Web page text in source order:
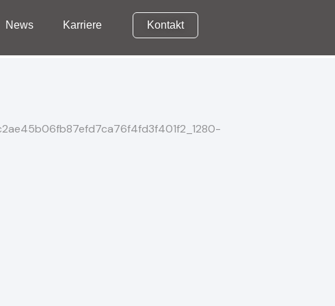
Karriere
News Karriere Kontakt